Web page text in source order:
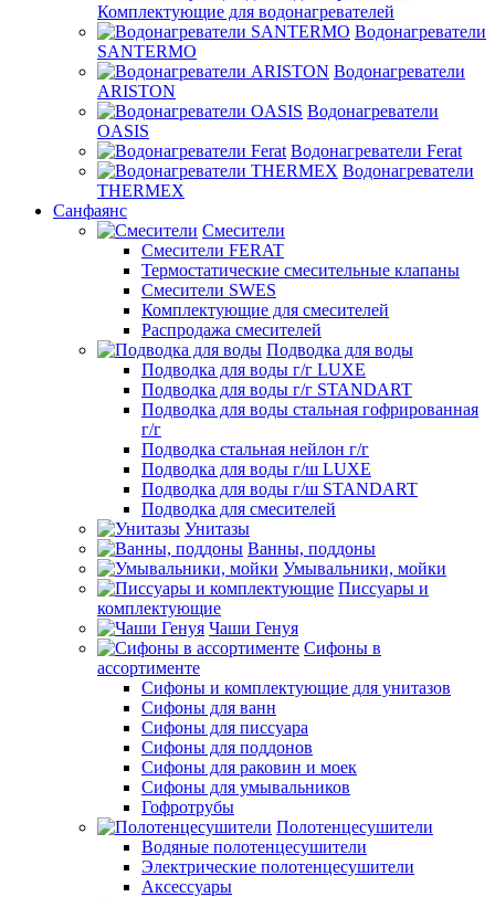
Комплектующие для водонагревателей
Водонагреватели
SANTERMO
Водонагреватели
ARISTON
Водонагреватели
OASIS
Водонагреватели Ferat
Водонагреватели
THERMEX
Санфаянс
Смесители
Смесители FERAT
Термостатические смесительные клапаны
Смесители SWES
Комплектующие для смесителей
Распродажа смесителей
Подводка для воды
Подводка для воды г/г LUXE
Подводка для воды г/г STANDART
Подводка для воды стальная гофрированная
г/г
Подводка стальная нейлон г/г
Подводка для воды г/ш LUXE
Подводка для воды г/ш STANDART
Подводка для смесителей
Унитазы
Ванны, поддоны
Умывальники, мойки
Писсуары и
комплектующие
Чаши Генуя
Сифоны в
ассортименте
Сифоны и комплектующие для унитазов
Сифоны для ванн
Сифоны для писсуара
Сифоны для поддонов
Сифоны для раковин и моек
Сифоны для умывальников
Гофротрубы
Полотенцесушители
Водяные полотенцесушители
Электрические полотенцесушители
Аксессуары